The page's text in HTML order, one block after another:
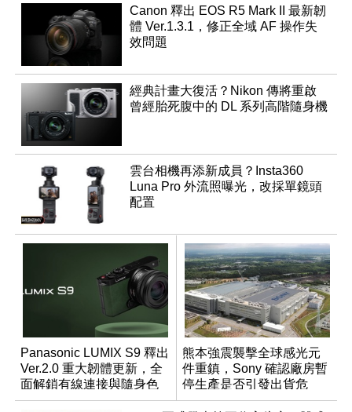
Canon 釋出 EOS R5 Mark II 最新韌
體 Ver.1.3.1，修正全域 AF 操作失
效問題
經典計畫大復活？Nikon 傳將重啟
曾經胎死腹中的 DL 系列高階隨身機
雲台相機再添新成員？Insta360
Luna Pro 外流照曝光，改採單鏡頭
配置
Panasonic LUMIX S9 釋出
Ver.2.0 重大韌體更新，全
面解鎖有線連接與隨身色
調編輯
熊本強震襲擊全球感光元
件重鎮，Sony 確認廠房暫
停生產是否引發出貨危
機？